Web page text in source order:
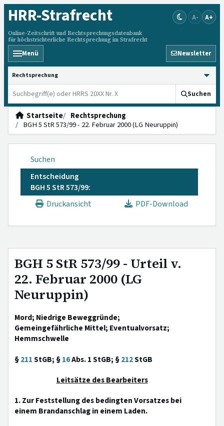
HRR-Strafrecht
Online-Zeitschrift und Rechtsprechungsdatenbank
für höchstrichterliche Rechtsprechung im Strafrecht
A- A+
Menü Newsletter
HRRS durchsuchen
Suchen
Startseite
Rechtsprechung
BGH 5 StR 573/99 - 22. Februar 2000 (LG Neuruppin)
Suchen
Entscheidung
BGH 5 StR 573/99:
Druckansicht
PDF-Download
BGH 5 StR 573/99 - Urteil v.
22. Februar 2000 (LG
Neuruppin)
Mord; Niedrige Beweggründe;
Gemeingefährliche Mittel; Eventualvorsatz;
Hemmschwelle
§211StGB; §16Abs. 1 StGB; §212StGB
Leitsätze des Bearbeiters
1. Zur Feststellung des bedingten Vorsatzes bei
einem Brandanschlag in einem Laden.